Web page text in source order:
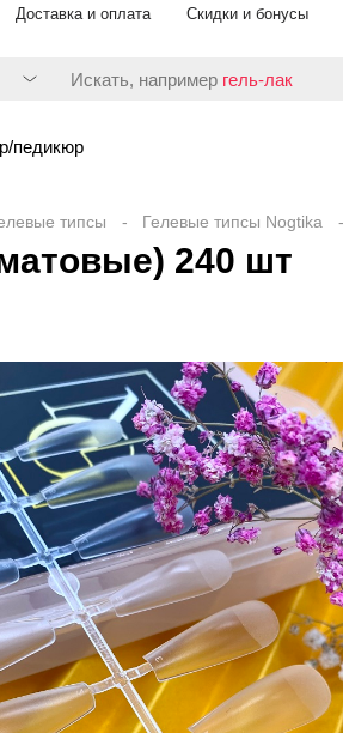
Доставка и оплата Скидки и бонусы
Искать, например гель-лак
педикюр
типсы Гелевые типсы Nogtika
240 шт